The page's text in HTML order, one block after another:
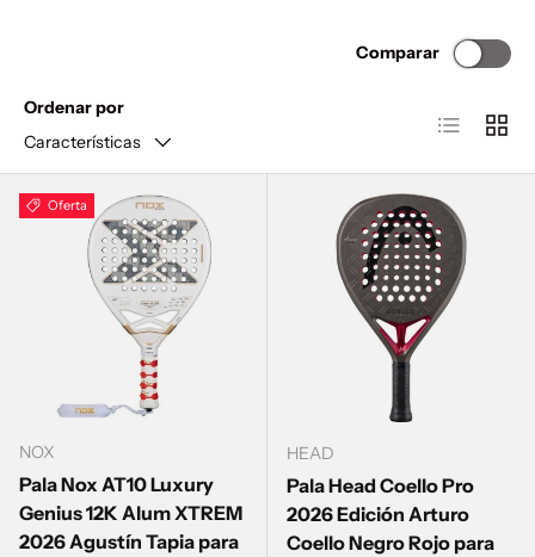
Ordenar por
Características
Comparar
Lista
Oferta
NOX
Pala Nox AT10 Luxury
Genius 12K Alum XTREM
2026 Agustín Tapia para
HEAD
Pala Head Coello Pro
2026 Edición Arturo
Coello Negro Rojo para